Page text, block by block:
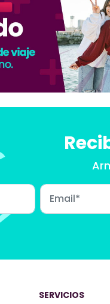
SERVICIOS